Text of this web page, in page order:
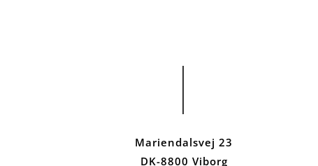
Mariendalsvej 23
DK-8800 Viborg